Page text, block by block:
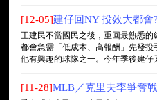
[12-05]建仔回NY 投效大都會?
王建民不當國民之後，重回最熟悉
都會急需「低成本、高報酬」先發
他有興趣的球隊之一。今年季後建仔
[11-28]MLB／克里夫李爭奪